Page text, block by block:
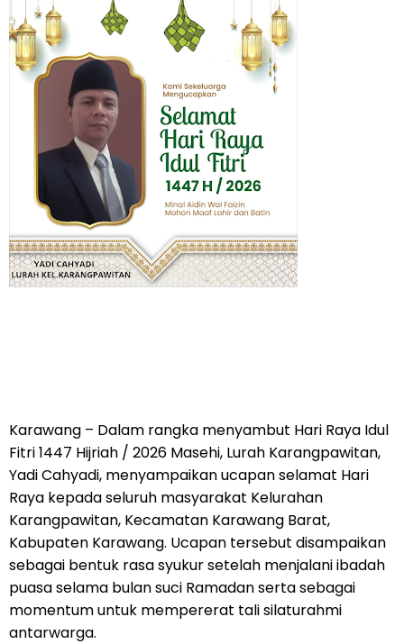
Karawang – Dalam rangka menyambut Hari Raya Idul
Fitri 1447 Hijriah / 2026 Masehi, Lurah Karangpawitan,
Yadi Cahyadi, menyampaikan ucapan selamat Hari
Raya kepada seluruh masyarakat Kelurahan
Karangpawitan, Kecamatan Karawang Barat,
Kabupaten Karawang. Ucapan tersebut disampaikan
sebagai bentuk rasa syukur setelah menjalani ibadah
puasa selama bulan suci Ramadan serta sebagai
momentum untuk mempererat tali silaturahmi
antarwarga.